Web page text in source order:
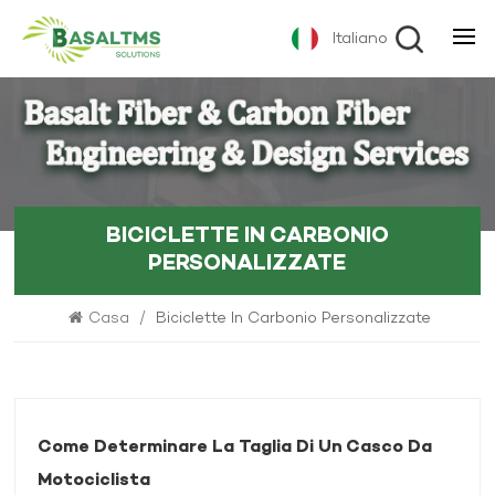
Italiano
BICICLETTE IN CARBONIO
PERSONALIZZATE
Casa / Biciclette In Carbonio Personalizzate
Come Determinare La Taglia Di Un Casco Da
Motociclista